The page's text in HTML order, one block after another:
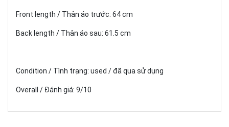
Front length / Thân áo trước: 64 cm
Back length / Thân áo sau: 61.5 cm
Condition / Tình trạng: used / đã qua sử dụng
Overall / Đánh giá: 9/10